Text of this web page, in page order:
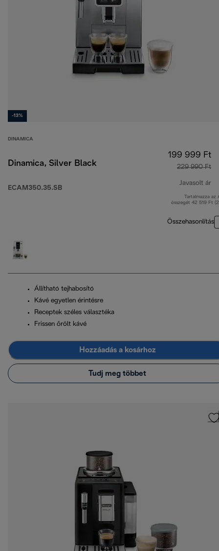
-13%
DINAMICA
Dinamica, Silver Black
ECAM350.35.SB
199 999 Ft
229 990 Ft
Javasolt ár
Tartalmazza az
összegét 42 519 Ft
Összehasonlítás
Állítható tejhabosító
Kávé egyetlen érintésre
Receptek széles választéka
Frissen őrölt kávé
Hozzáadás a kosárhoz
Tudj meg többet